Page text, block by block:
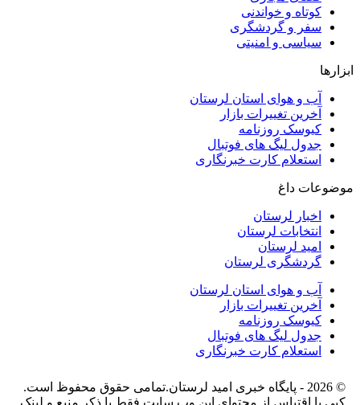
کوتاه و خواندنی
سفر و گردشگری
سیاسی و امنیتی
ابزارها
آب و هوای استان لرستان
آخرین تغییرات بازار
کیوسک روزنامه
جدول لیگ های فوتبال
استعلام کارت خبرنگاری
موضوعات داغ
اخبار لرستان
انتخابات لرستان
امید لرستان
گردشگری لرستان
آب و هوای استان لرستان
آخرین تغییرات بازار
کیوسک روزنامه
جدول لیگ های فوتبال
استعلام کارت خبرنگاری
© 2026 - پایگاه خبری اميد لرستان.تمامی حقوق محفوظ است.